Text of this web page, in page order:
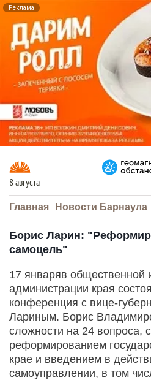
Реклама
8 августа
Главная Новости Барнаула
Борис Ларин:
самоцель"
17 январяв общественной
администрации края
конференция с вице-
Лариным. Борис
сложности на 24 вопроса,
реформированием
крае и введением в
самоуправлении, в том